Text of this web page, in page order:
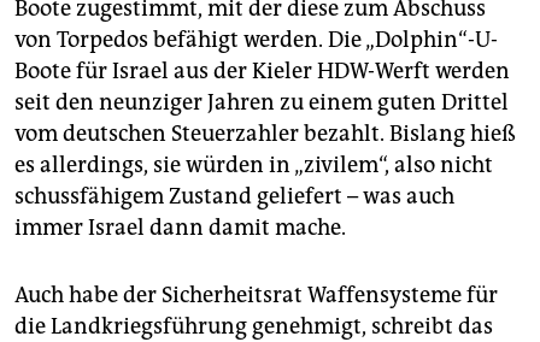
Boote zugestimmt, mit der diese zum Abschuss
von Torpedos befähigt werden. Die „Dolphin“-U-
Boote für Israel aus der Kieler HDW-Werft werden
seit den neunziger Jahren zu einem guten Drittel
vom deutschen Steuerzahler bezahlt. Bislang hieß
es allerdings, sie würden in „zivilem“, also nicht
schussfähigem Zustand geliefert – was auch
immer Israel dann damit mache.
Auch habe der Sicherheitsrat Waffensysteme für
die Landkriegsführung genehmigt, schreibt das